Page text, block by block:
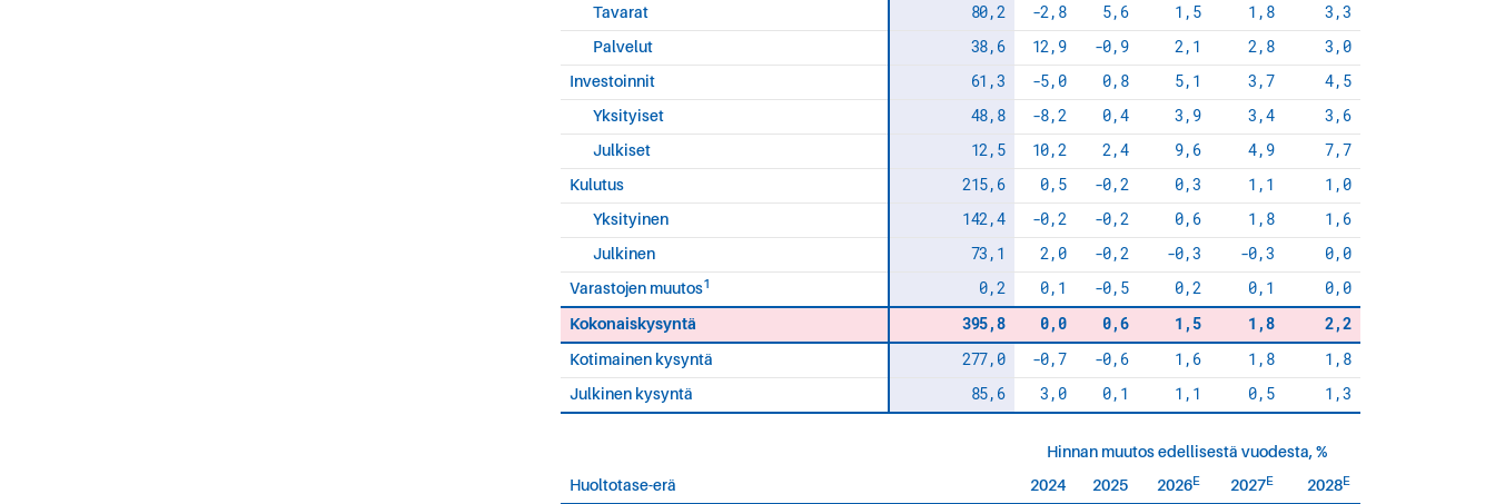
Tavarat 80,2 -2,8 5,6 1,5 1,8 3,3
Palvelut 38,6 12,9 -0,9 2,1 2,8 3,0
Investoinnit 61,3 -5,0 0,8 5,1 3,7 4,5
Yksityiset 48,8 -8,2 0,4 3,9 3,4 3,6
Julkiset 12,5 10,2 2,4 9,6 4,9 7,7
Kulutus 215,6 0,5 -0,2 0,3 1,1 1,0
Yksityinen 142,4 -0,2 -0,2 0,6 1,8 1,6
Julkinen 73,1 2,0 -0,2 -0,3 -0,3 0,0
Varastojen muutos1 0,2 0,1 -0,5 0,2 0,1 0,0
Kokonaiskysyntä 395,8 0,0 0,6 1,5 1,8 2,2
Kotimainen kysyntä 277,0 -0,7 -0,6 1,6 1,8 1,8
Julkinen kysyntä 85,6 3,0 0,1 1,1 0,5 1,3
Hinnan muutos edellisestä vuodesta, %
Huoltotase-erä
2024 2025 2026E 2027E 2028E